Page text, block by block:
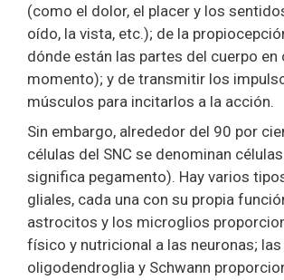
(como el dolor, el placer y los
oído, la vista, etc.); de la
dónde están las partes del cuerpo en
momento); y de transmitir los
músculos para incitarlos a la acción.
Sin embargo, alrededor del 90 por
células del SNC se denominan
significa pegamento). Hay varios
gliales, cada una con su propia
astrocitos y los microglios
físico y nutricional a las neuronas;
oligodendroglia y Schwann